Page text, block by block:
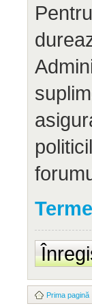
Prima pagină